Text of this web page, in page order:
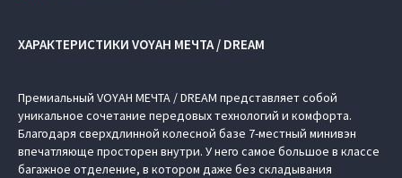
ХАРАКТЕРИСТИКИ VOYAH МЕЧТА / DREAM
Премиальный VOYAH МЕЧТА / DREAM представляет собой
уникальное сочетание передовых технологий и комфорта.
Благодаря сверхдлинной колесной базе 7-местный минивэн
впечатляюще просторен внутри. У него самое большое в классе
багажное отделение, в котором даже без складывания